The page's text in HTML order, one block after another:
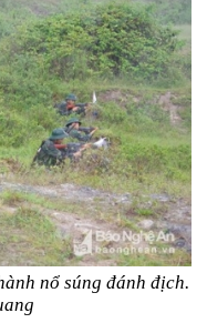
nổ súng đánh địch.